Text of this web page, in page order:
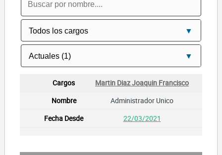
Martin Diaz Joaquin Francisco
Administrador Unico
22/03/2021